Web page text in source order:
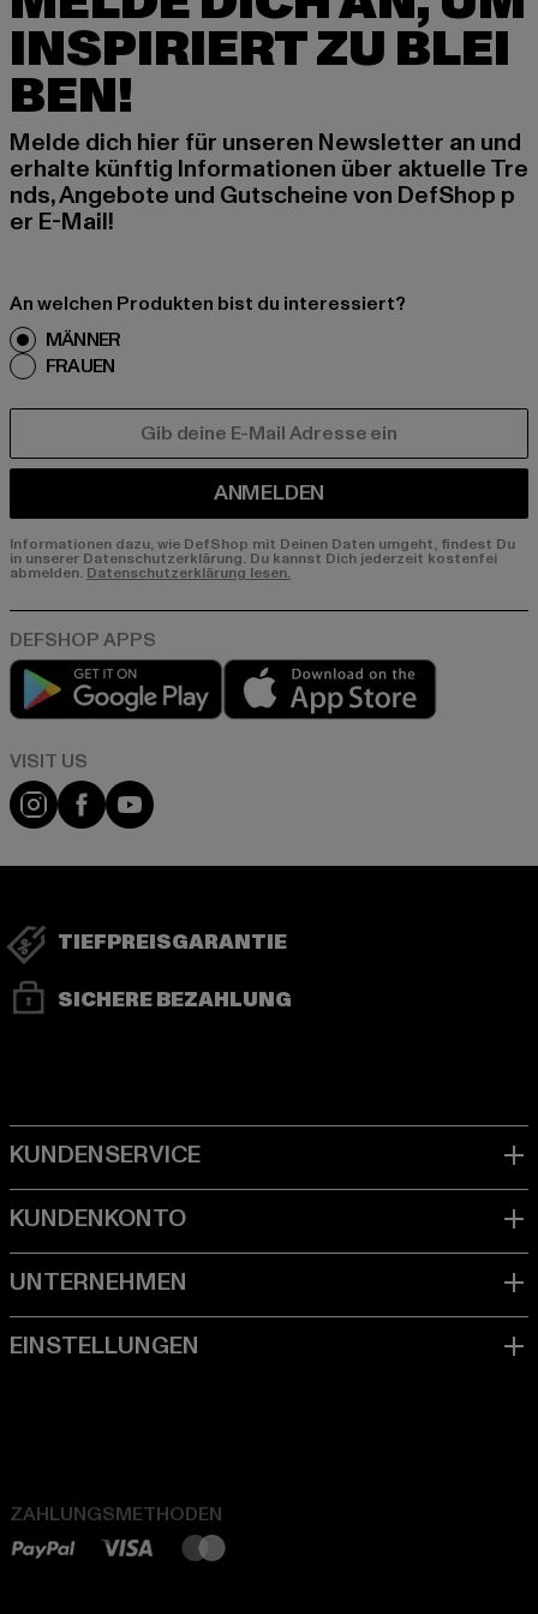
INSPIRIERT ZU BLEI
BEN!
Melde dich hier für unseren Newsletter an und
erhalte künftig Informationen über aktuelle Tre
nds, Angebote und Gutscheine von DefShop p
er E-Mail!
An welchen Produkten bist du interessiert?
MÄNNER
FRAUEN
ANMELDEN
Informationen dazu, wie DefShop mit Deinen Daten umgeht, findest Du
in unserer Datenschutzerklärung. Du kannst Dich jederzeit kostenfei
abmelden. Datenschutzerklärung lesen.
Play market
Visit our Instagram page:
Visit our Facebook page:
Visit our YouTube channel:
TIEFPREISGARANTIE
SICHERE BEZAHLUNG
ZAHLUNGSMETHODEN